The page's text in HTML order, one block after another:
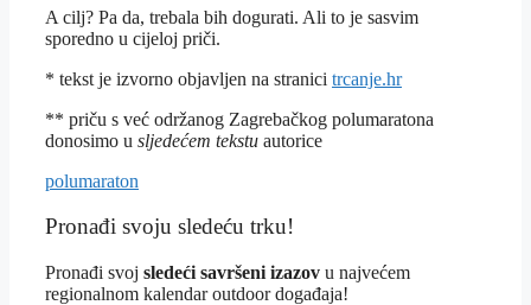
A cilj? Pa da, trebala bih dogurati. Ali to je sasvim
sporedno u cijeloj priči.
* tekst je izvorno objavljen na stranici trcanje.hr
** priču s već održanog Zagrebačkog polumaratona
donosimo u sljedećem tekstu autorice
Tagovi
polumaraton
Pronađi svoju sledeću trku!
Pronađi svoj sledeći savršeni izazov u najvećem
regionalnom kalendar outdoor događaja!